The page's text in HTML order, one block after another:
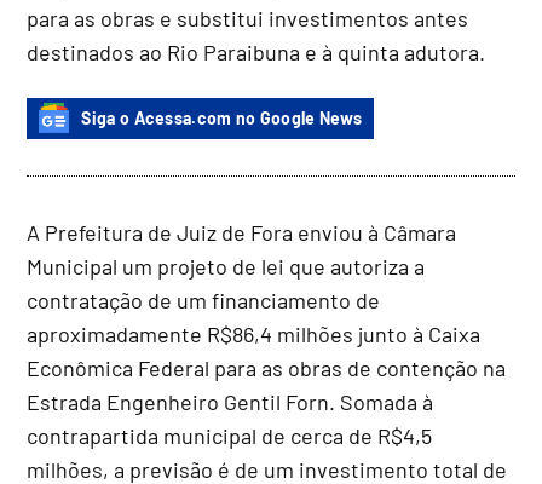
para as obras e substitui investimentos antes
destinados ao Rio Paraibuna e à quinta adutora.
Siga o Acessa.com no Google News
A Prefeitura de Juiz de Fora enviou à Câmara
Municipal um projeto de lei que autoriza a
contratação de um financiamento de
aproximadamente R$86,4 milhões junto à Caixa
Econômica Federal para as obras de contenção na
Estrada Engenheiro Gentil Forn. Somada à
contrapartida municipal de cerca de R$4,5
milhões, a previsão é de um investimento total de